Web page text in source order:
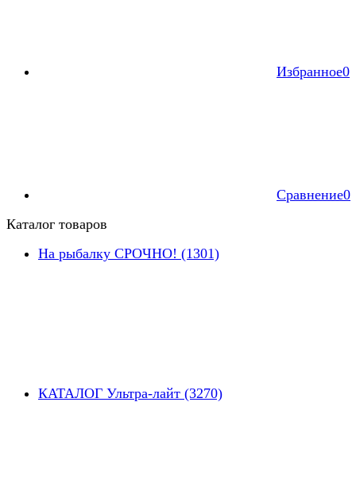
Избранное0
Сравнение0
Каталог товаров
На рыбалку СРОЧНО! (1301)
КАТАЛОГ Ультра-лайт (3270)